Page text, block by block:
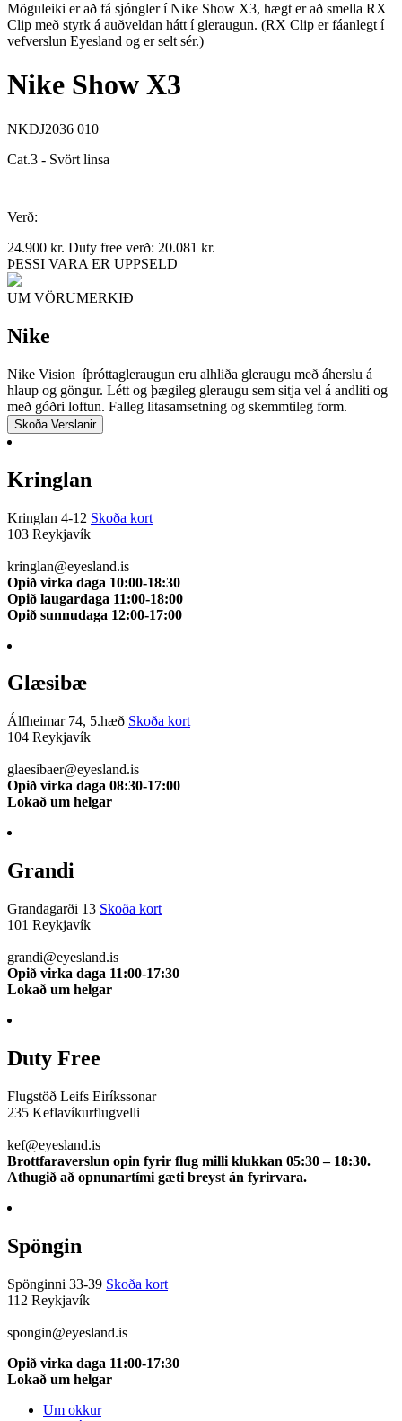
Möguleiki er að fá sjóngler í Nike Show X3, hægt er að smella RX
Clip með styrk á auðveldan hátt í gleraugun. (RX Clip er fáanlegt í
vefverslun Eyesland og er selt sér.)
Nike Show X3
NKDJ2036 010
Cat.3 - Svört linsa
Verð:
24.900 kr. Duty free verð: 20.081 kr.
ÞESSI VARA ER UPPSELD
UM VÖRUMERKIÐ
Nike
Nike Vision íþróttagleraugun eru alhliða gleraugu með áherslu á
hlaup og göngur. Létt og þægileg gleraugu sem sitja vel á andliti og
með góðri loftun. Falleg litasamsetning og skemmtileg form.
Skoða Verslanir
Kringlan
Kringlan 4-12 Skoða kort
103 Reykjavík
kringlan@eyesland.is
Opið virka daga 10:00-18:30
Opið laugardaga 11:00-18:00
Opið sunnudaga 12:00-17:00
Glæsibæ
Álfheimar 74, 5.hæð Skoða kort
104 Reykjavík
glaesibaer@eyesland.is
Opið virka daga 08:30-17:00
Lokað um helgar
Grandi
Grandagarði 13 Skoða kort
101 Reykjavík
grandi@eyesland.is
Opið virka daga 11:00-17:30
Lokað um helgar
Duty Free
Flugstöð Leifs Eiríkssonar
235 Keflavíkurflugvelli
kef@eyesland.is
Brottfaraverslun opin fyrir flug milli klukkan 05:30 – 18:30.
Athugið að opnunartími gæti breyst án fyrirvara.
Spöngin
Spönginni 33-39 Skoða kort
112 Reykjavík
spongin@eyesland.is
Opið virka daga 11:00-17:30
Lokað um helgar
Um okkur